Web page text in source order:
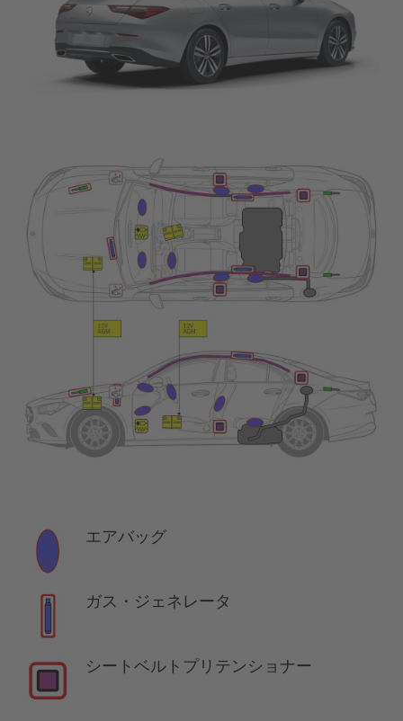
エアバッグ
ガス・ジェネレータ
シートベルトプリテンショナー